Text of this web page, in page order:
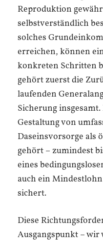
Reproduktion
selbstverständlich
solches
erreichen, können
konkreten Schritten
gehört zuerst die
laufenden
Sicherung
Gestaltung von
Daseinsvorsorge als
gehört – zumindest
eines
auch ein
sichert.
Diese
Ausgangspunkt – wir